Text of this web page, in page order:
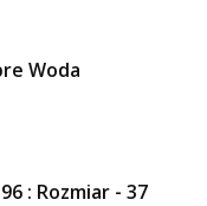
Woda
: Rozmiar - 37